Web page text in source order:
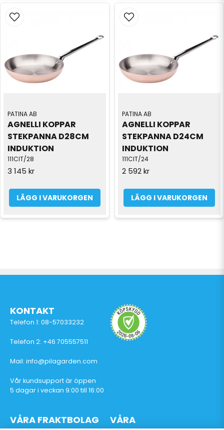
PATINA AB
AGNELLI KOPPAR
STEKPANNA D28CM
INDUKTION
111CIT/28
3 145 kr
LÄGG I VARUKORGEN
PATINA AB
AGNELLI KOPPAR
STEKPANNA D24CM
INDUKTION
111CIT/24
2 592 kr
LÄGG I VARUKORGEN
KONTAKT
Telefon 1: 08-57033232
Telefon 2: +46 705557511
Mail: info@pilagarden.com
Vår kundsupport är öppen
5 dagar i veckan 9:00 till 16:00
VÅRA FRAKTBOLAG
VÅRA